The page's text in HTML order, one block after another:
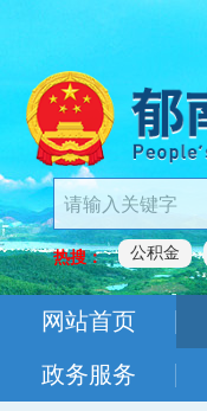
热搜： 公积金
网站首页
政务服务